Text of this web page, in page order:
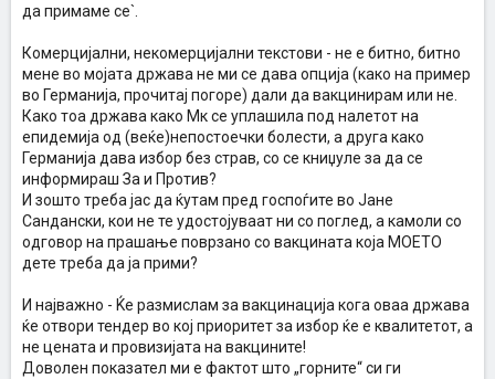
да примаме се`.
Комерцијални, некомерцијални текстови - не е битно, битно
мене во мојата држава не ми се дава опција (како на пример
во Германија, прочитај погоре) дали да вакцинирам или не.
Како тоа држава како Мк се уплашила под налетот на
епидемија од (веќе)непостоечки болести, а друга како
Германија дава избор без страв, со се книџуле за да се
информираш За и Против?
И зошто треба јас да ќутам пред госпоѓите во Јане
Сандански, кои не те удостојуваат ни со поглед, а камоли со
одговор на прашање поврзано со вакцината која МОЕТО
дете треба да ја прими?
И најважно - Ќе размислам за вакцинација кога оваа држава
ќе отвори тендер во кој приоритет за избор ќе е квалитетот, а
не цената и провизијата на вакцините!
Доволен показател ми е фактот што „горните“ си ги